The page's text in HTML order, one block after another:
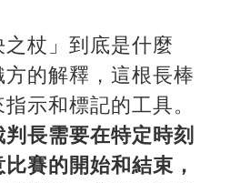
杖」到底是什麼
的解釋，這根長棒
示和標記的工具。
判長需要在特定時刻
賽的開始和結束，